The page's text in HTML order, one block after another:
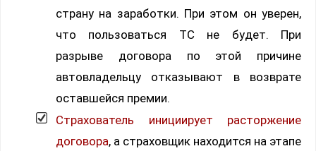
страну на заработки. При этом он уверен,
что пользоваться ТС не будет. При
разрыве договора по этой причине
автовладельцу отказывают в возврате
оставшейся премии.
Страхователь инициирует расторжение
договора, а страховщик находится на этапе